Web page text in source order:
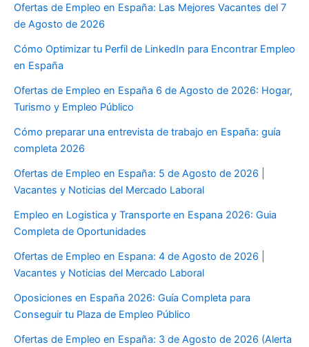
Ofertas de Empleo en España: Las Mejores Vacantes del 7
de Agosto de 2026
Cómo Optimizar tu Perfil de LinkedIn para Encontrar Empleo
en España
Ofertas de Empleo en España 6 de Agosto de 2026: Hogar,
Turismo y Empleo Público
Cómo preparar una entrevista de trabajo en España: guía
completa 2026
Ofertas de Empleo en España: 5 de Agosto de 2026 |
Vacantes y Noticias del Mercado Laboral
Empleo en Logistica y Transporte en Espana 2026: Guia
Completa de Oportunidades
Ofertas de Empleo en Espana: 4 de Agosto de 2026 |
Vacantes y Noticias del Mercado Laboral
Oposiciones en España 2026: Guía Completa para
Conseguir tu Plaza de Empleo Público
Ofertas de Empleo en España: 3 de Agosto de 2026 (Alerta